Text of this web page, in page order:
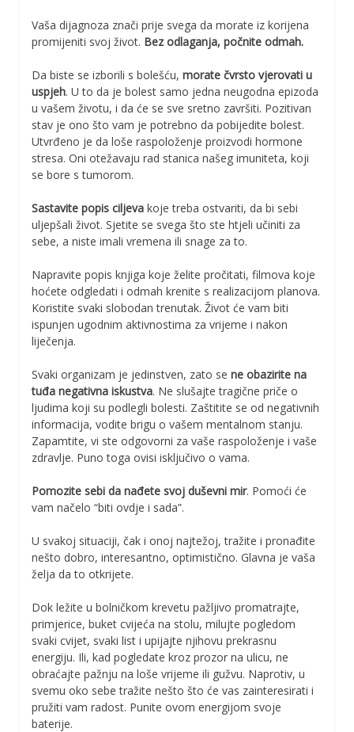
Vaša dijagnoza znači prije svega da morate iz korijena
promijeniti svoj život. Bez odlaganja, počnite odmah.
Da biste se izborili s bolešću, morate čvrsto vjerovati u
uspjeh. U to da je bolest samo jedna neugodna epizoda
u vašem životu, i da će se sve sretno završiti. Pozitivan
stav je ono što vam je potrebno da pobijedite bolest.
Utvrđeno je da loše raspoloženje proizvodi hormone
stresa. Oni otežavaju rad stanica našeg imuniteta, koji
se bore s tumorom.
Sastavite popis ciljeva koje treba ostvariti, da bi sebi
uljepšali život. Sjetite se svega što ste htjeli učiniti za
sebe, a niste imali vremena ili snage za to.
Napravite popis knjiga koje želite pročitati, filmova koje
hoćete odgledati i odmah krenite s realizacijom planova.
Koristite svaki slobodan trenutak. Život će vam biti
ispunjen ugodnim aktivnostima za vrijeme i nakon
liječenja.
Svaki organizam je jedinstven, zato se ne obazirite na
tuđa negativna iskustva. Ne slušajte tragične priče o
ljudima koji su podlegli bolesti. Zaštitite se od negativnih
informacija, vodite brigu o vašem mentalnom stanju.
Zapamtite, vi ste odgovorni za vaše raspoloženje i vaše
zdravlje. Puno toga ovisi isključivo o vama.
Pomozite sebi da nađete svoj duševni mir. Pomoći će
vam načelo “biti ovdje i sada”.
U svakoj situaciji, čak i onoj najtežoj, tražite i pronađite
nešto dobro, interesantno, optimistično. Glavna je vaša
želja da to otkrijete.
Dok ležite u bolničkom krevetu pažljivo promatrajte,
primjerice, buket cvijeća na stolu, milujte pogledom
svaki cvijet, svaki list i upijajte njihovu prekrasnu
energiju. Ili, kad pogledate kroz prozor na ulicu, ne
obraćajte pažnju na loše vrijeme ili gužvu. Naprotiv, u
svemu oko sebe tražite nešto što će vas zainteresirati i
pružiti vam radost. Punite ovom energijom svoje
baterije.